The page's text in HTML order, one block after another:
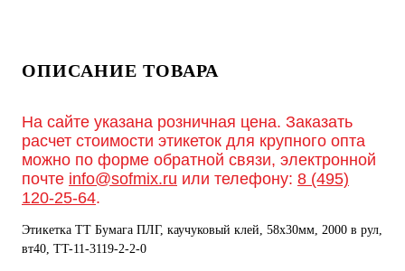
ОПИСАНИЕ ТОВАРА
На сайте указана розничная цена. Заказать
расчет стоимости этикеток для крупного опта
можно по форме обратной связи, электронной
почте info@sofmix.ru или телефону: 8 (495)
120-25-64.
Этикетка ТТ Бумага ПЛГ, каучуковый клей, 58х30мм, 2000 в рул,
вт40, TT-11-3119-2-2-0